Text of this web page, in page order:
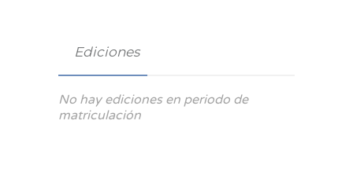
Ediciones
No hay ediciones en periodo de
matriculación